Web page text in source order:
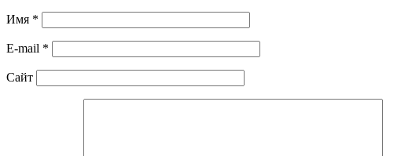
Имя *
E-mail *
Сайт